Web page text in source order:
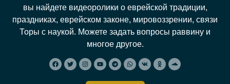
вы найдете видеоролики о еврейской традиции,
праздниках, еврейском законе, мировоззрении, связи
Торы с наукой. Можете задать вопросы раввину и
многое другое.